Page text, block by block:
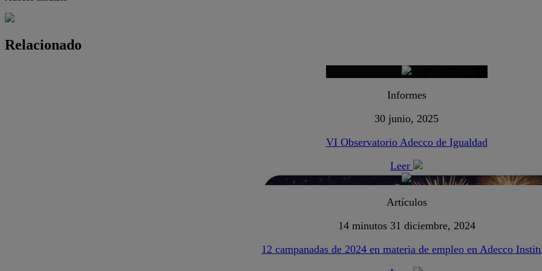
Relacionado
Informes
30 junio, 2025
VI Observatorio Adecco de Igualdad
Leer
Artículos
14 minutos 31 diciembre, 2024
12 campanadas de 2024 en materia de empleo en Adecco